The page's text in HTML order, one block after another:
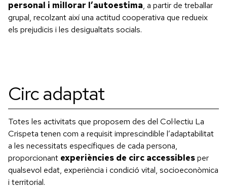
personal i millorar l’autoestima, a partir de treballar
grupal, recolzant així una actitud cooperativa que redueix
els prejudicis i les desigualtats socials.
Circ adaptat
Totes les activitats que proposem des del Col·lectiu La
Crispeta tenen com a requisit imprescindible l’adaptabilitat
a les necessitats específiques de cada persona,
proporcionant experiències de circ accessiblesper
qualsevol edat, experiència i condició vital, socioeconòmica
i territorial.